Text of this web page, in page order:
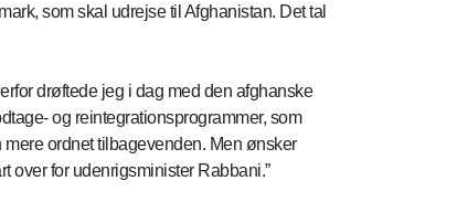
som skal udrejse til Afghanistan. Det tal
drøftede jeg i dag med den afghanske
og reintegrationsprogrammer, som
ordnet tilbagevenden. Men ønsker
over for udenrigsminister Rabbani.”